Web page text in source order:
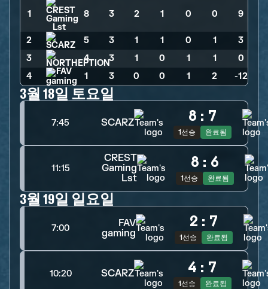
1 8 3 2 1 0 0 9
2 5 3 1 1 0 1
3
3
4 > 3 1 0 1 1
0
4
1 3 0 0 1 2 -12
3월 18일 토요일
7:45 SCARZ 8 : 7
1선승 완료됨
11:15
CREST
Gaming
Lst
8 : 6
1선승 완료됨
3월 19일 일요일
7:00
FAV
gaming
2 : 7
1선승 완료됨
10:20 SCARZ 4 : 7
1선승 완료됨